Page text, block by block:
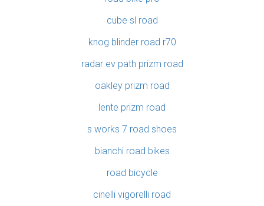
cube sl road
knog blinder road r70
radar ev path prizm road
oakley prizm road
lente prizm road
s works 7 road shoes
bianchi road bikes
road bicycle
cinelli vigorelli road